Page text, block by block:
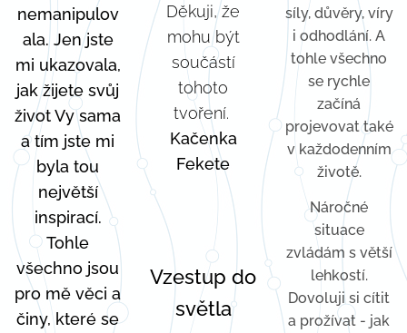
nemanipulov
ala. Jen jste
mi ukazovala,
jak žijete svůj
život Vy sama
a tím jste mi
byla tou
největší
inspirací.
Tohle
všechno jsou
pro mě věci a
činy, které se
Děkuji, že
mohu být
součástí
tohoto
tvoření.
Kačenka
Fekete
Vzestup do
světla
síly, důvěry, víry
i odhodlání. A
tohle všechno
se rychle
začíná
projevovat také
v každodenním
životě.
Náročné
situace
zvládám s větší
lehkostí.
Dovoluji si cítit
a prožívat - jak